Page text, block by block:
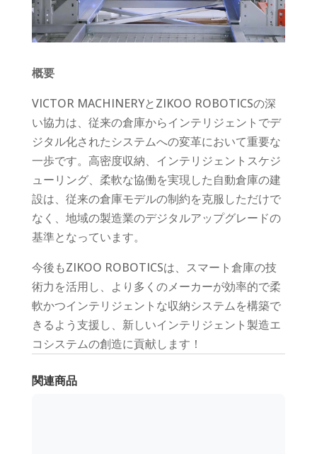
概要
VICTOR MACHINERYとZIKOO ROBOTICSの深
い協力は、従来の倉庫からインテリジェントでデ
ジタル化されたシステムへの変革において重要な
一歩です。高密度収納、インテリジェントスケジ
ューリング、柔軟な協働を実現した自動倉庫の建
設は、従来の倉庫モデルの制約を克服しただけで
なく、地域の製造業のデジタルアップグレードの
基準となっています。
今後もZIKOO ROBOTICSは、スマート倉庫の技
術力を活用し、より多くのメーカーが効率的で柔
軟かつインテリジェントな収納システムを構築で
きるよう支援し、新しいインテリジェント製造エ
コシステムの創造に貢献します！
関連商品